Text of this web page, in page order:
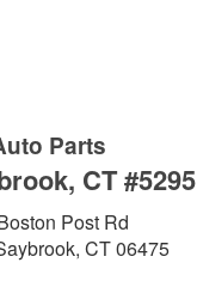
Parts
CT #5295
Post Rd
CT 06475